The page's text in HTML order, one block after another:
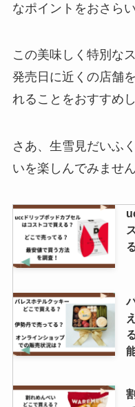
なポイントをおさら
この美味しく特別な
発売日に近くの店舗
れることをおすすめし
さあ、生雪見だいふ
いを楽しんでみませ